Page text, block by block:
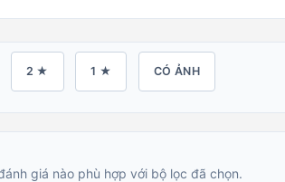
2 ★ 1 ★ CÓ ẢNH
giá nào phù hợp với bộ lọc đã chọn.